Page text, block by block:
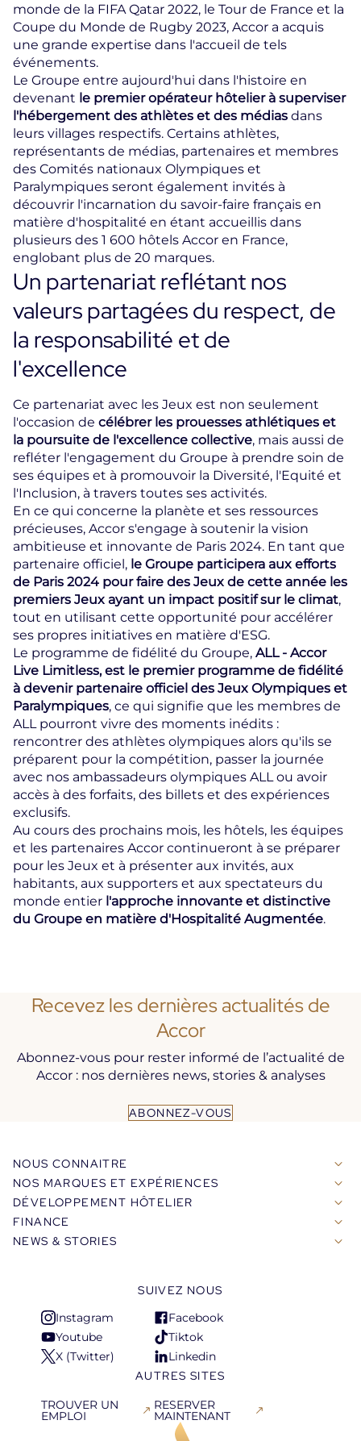
monde de la FIFA Qatar 2022, le Tour de France et la
Coupe du Monde de Rugby 2023, Accor a acquis
une grande expertise dans l'accueil de tels
événements.
Le Groupe entre aujourd'hui dans l'histoire en
devenant le premier opérateur hôtelier à superviser
l'hébergement des athlètes et des médias dans
leurs villages respectifs. Certains athlètes,
représentants de médias, partenaires et membres
des Comités nationaux Olympiques et
Paralympiques seront également invités à
découvrir l'incarnation du savoir-faire français en
matière d'hospitalité en étant accueillis dans
plusieurs des 1 600 hôtels Accor en France,
englobant plus de 20 marques.
Un partenariat reflétant nos
valeurs partagées du respect, de
la responsabilité et de
l'excellence
Ce partenariat avec les Jeux est non seulement
l'occasion de célébrer les prouesses athlétiques et
la poursuite de l'excellence collective, mais aussi de
refléter l'engagement du Groupe à prendre soin de
ses équipes et à promouvoir la Diversité, l'Equité et
l'Inclusion, à travers toutes ses activités.
En ce qui concerne la planète et ses ressources
précieuses, Accor s'engage à soutenir la vision
ambitieuse et innovante de Paris 2024. En tant que
partenaire officiel, le Groupe participera aux efforts
de Paris 2024 pour faire des Jeux de cette année les
premiers Jeux ayant un impact positif sur le climat,
tout en utilisant cette opportunité pour accélérer
ses propres initiatives en matière d'ESG.
Le programme de fidélité du Groupe, ALL - Accor
Live Limitless, est le premier programme de fidélité
à devenir partenaire officiel des Jeux Olympiques et
Paralympiques, ce qui signifie que les membres de
ALL pourront vivre des moments inédits :
rencontrer des athlètes olympiques alors qu'ils se
préparent pour la compétition, passer la journée
avec nos ambassadeurs olympiques ALL ou avoir
accès à des forfaits, des billets et des expériences
exclusifs.
Au cours des prochains mois, les hôtels, les équipes
et les partenaires Accor continueront à se préparer
pour les Jeux et à présenter aux invités, aux
habitants, aux supporters et aux spectateurs du
monde entier l'approche innovante et distinctive
du Groupe en matière d'Hospitalité Augmentée.
Recevez les dernières actualités de
Accor
Abonnez-vous pour rester informé de l’actualité de
Accor : nos dernières news, stories & analyses
ABONNEZ-VOUS
NOUS CONNAITRE
NOS MARQUES ET EXPÉRIENCES
DÉVELOPPEMENT HÔTELIER
FINANCE
NEWS & STORIES
SUIVEZ NOUS
Instagram
S'ouvre
dans
un
Facebook
S'ouvre
dans
un
nouvel
Youtube
S'ouvre
dans
nouvel
onglet
Tiktok
S'ouvre
dans
un
nouvel
onglet
X (Twitter)
S'ouvre
un
nouvel
Linkedin
S'ouvre
dans
un
nouvel
onglet
AUTRES SITES
TROUVER UN
EMPLOI
S'ouvre
RESERVER
MAINTENANT
S'ouvre
dans